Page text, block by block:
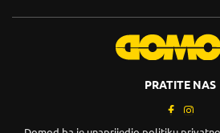
PRATITE NAS